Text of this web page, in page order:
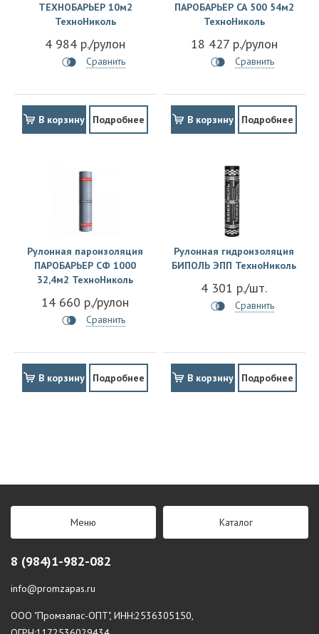
ТЕХНОБАРЬЕР 10м2
ТехноНиколь
4 984 р./рулон
Сравнить
В корзину Подробнее
ПАРОБАРЬЕР СА 500 54м2
ТехноНиколь
18 427 р./рулон
Сравнить
В корзину Подробнее
Рулонная пароизоляция
ПАРОБАРЬЕР СФ 1000
32,4м2 ТехноНиколь
14 660 р./рулон
Сравнить
В корзину Подробнее
Рулонная гидроизоляция
БИПОЛЬ ЭПП ТехноНиколь
4 301 р./шт.
Сравнить
В корзину Подробнее
Меню Каталог
8 (984)1-982-082
info@promzapas.ru
ООО "Промзапас-ОПТ", ИНН:2536305150,